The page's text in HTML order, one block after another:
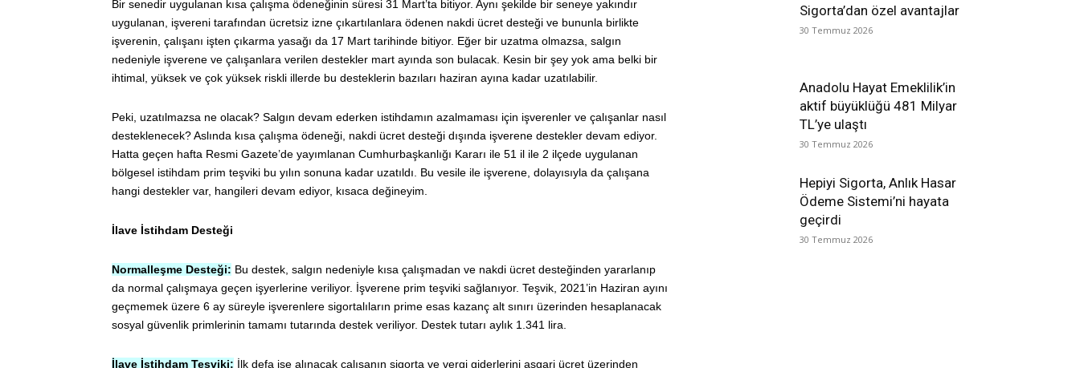
Sigorta’dan özel avantajlar
30 Temmuz 2026
Anadolu Hayat Emeklilik’in
aktif büyüklüğü 481 Milyar
TL’ye ulaştı
30 Temmuz 2026
Hepiyi Sigorta, Anlık Hasar
Ödeme Sistemi’ni hayata
geçirdi
30 Temmuz 2026
Bir senedir uygulanan kısa çalışma ödeneğinin süresi 31 Mart’ta bitiyor. Aynı şekilde bir seneye yakındır
uygulanan, işvereni tarafından ücretsiz izne çıkartılanlara ödenen nakdi ücret desteği ve bununla birlikte
işverenin, çalışanı işten çıkarma yasağı da 17 Mart tarihinde bitiyor. Eğer bir uzatma olmazsa, salgın
nedeniyle işverene ve çalışanlara verilen destekler mart ayında son bulacak. Kesin bir şey yok ama belki bir
ihtimal, yüksek ve çok yüksek riskli illerde bu desteklerin bazıları haziran ayına kadar uzatılabilir.
Peki, uzatılmazsa ne olacak? Salgın devam ederken istihdamın azalmaması için işverenler ve çalışanlar nasıl
desteklenecek? Aslında kısa çalışma ödeneği, nakdi ücret desteği dışında işverene destekler devam ediyor.
Hatta geçen hafta Resmi Gazete’de yayımlanan Cumhurbaşkanlığı Kararı ile 51 il ile 2 ilçede uygulanan
bölgesel istihdam prim teşviki bu yılın sonuna kadar uzatıldı. Bu vesile ile işverene, dolayısıyla da çalışana
hangi destekler var, hangileri devam ediyor, kısaca değineyim.
İlave İstihdam Desteği
Normalleşme Desteği: Bu destek, salgın nedeniyle kısa çalışmadan ve nakdi ücret desteğinden yararlanıp
da normal çalışmaya geçen işyerlerine veriliyor. İşverene prim teşviki sağlanıyor. Teşvik, 2021’in Haziran ayını
geçmemek üzere 6 ay süreyle işverenlere sigortalıların prime esas kazanç alt sınırı üzerinden hesaplanacak
sosyal güvenlik primlerinin tamamı tutarında destek veriliyor. Destek tutarı aylık 1.341 lira.
İlave İstihdam Teşviki: İlk defa işe alınacak çalışanın sigorta ve vergi giderlerini asgari ücret üzerinden